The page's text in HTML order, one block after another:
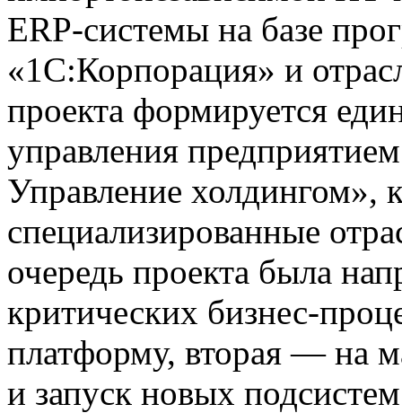
ERP-системы на базе
«1С:Корпорация» и
проекта формируется
управления
Управление холдингом»,
специализированные
очередь проекта была
критических бизнес-
платформу, вторая — на
и запуск новых